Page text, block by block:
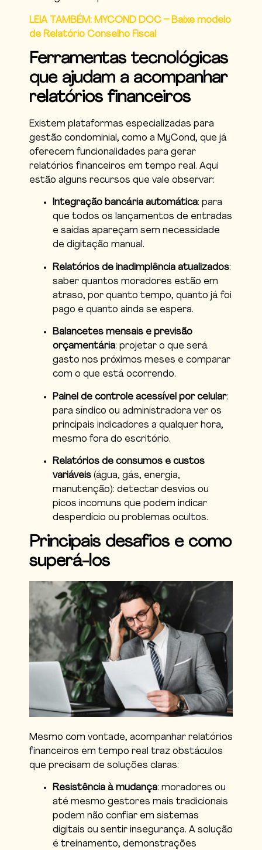
LEIA TAMBÉM: MYCOND DOC – Baixe modelo
de Relatório Conselho Fiscal
Ferramentas tecnológicas
que ajudam a acompanhar
relatórios financeiros
Existem plataformas especializadas para
gestão condominial, como a MyCond, que já
oferecem funcionalidades para gerar
relatórios financeiros em tempo real. Aqui
estão alguns recursos que vale observar:
Integração bancária automática: para
que todos os lançamentos de entradas
e saídas apareçam sem necessidade
de digitação manual.
Relatórios de inadimplência atualizados:
saber quantos moradores estão em
atraso, por quanto tempo, quanto já foi
pago e quanto ainda se espera.
Balancetes mensais e previsão
orçamentária: projetar o que será
gasto nos próximos meses e comparar
com o que está ocorrendo.
Painel de controle acessível por celular:
para síndico ou administradora ver os
principais indicadores a qualquer hora,
mesmo fora do escritório.
Relatórios de consumos e custos
variáveis (água, gás, energia,
manutenção): detectar desvios ou
picos incomuns que podem indicar
desperdício ou problemas ocultos.
Principais desafios e como
superá-los
Mesmo com vontade, acompanhar relatórios
financeiros em tempo real traz obstáculos
que precisam de soluções claras:
Resistência à mudança: moradores ou
até mesmo gestores mais tradicionais
podem não confiar em sistemas
digitais ou sentir insegurança. A solução
é treinamento, demonstrações